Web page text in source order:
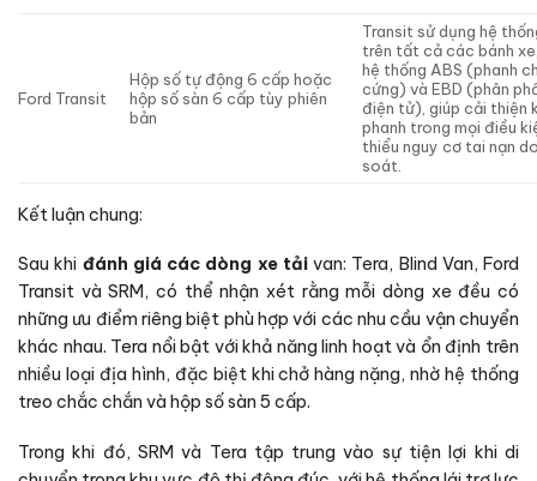
Ford Transit
Hộp số tự động 6 cấp hoặc
hộp số sàn 6 cấp tùy phiên
bản
Transit sử dụng hệ
trên tất cả các bánh
hệ thống ABS (phanh
cứng) và EBD (phân
điện tử), giúp cải thiện
phanh trong mọi điều
thiểu nguy cơ tai nạn
soát.
Kết luận chung:
Sau khi đánh giá các dòng xe tảivan: Tera, Blind Van, Ford
Transit và SRM, có thể nhận xét rằng mỗi dòng xe đều có
những ưu điểm riêng biệt phù hợp với các nhu cầu vận chuyển
khác nhau. Tera nổi bật với khả năng linh hoạt và ổn định trên
nhiều loại địa hình, đặc biệt khi chở hàng nặng, nhờ hệ thống
treo chắc chắn và hộp số sàn 5 cấp.
Trong khi đó, SRM và Tera tập trung vào sự tiện lợi khi di